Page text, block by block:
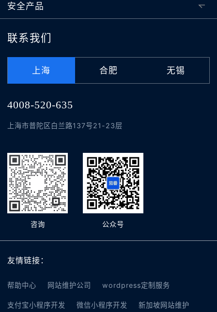
安全产品
联系我们
上海 合肥 无锡
4008-520-635
上海市普陀区白兰路137号21-23层
咨询 公众号
友情链接：
帮助中心 网站维护公司 wordpress定制服务
支付宝小程序开发 微信小程序开发 新加坡网站维护